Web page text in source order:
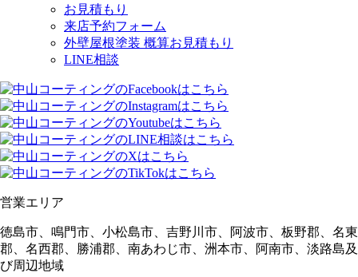
お見積もり
来店予約フォーム
外壁屋根塗装 概算お見積もり
LINE相談
営業エリア
徳島市、鳴門市、小松島市、吉野川市、阿波市、板野郡、名東
郡、名西郡、勝浦郡、南あわじ市、洲本市、阿南市、淡路島及
び周辺地域